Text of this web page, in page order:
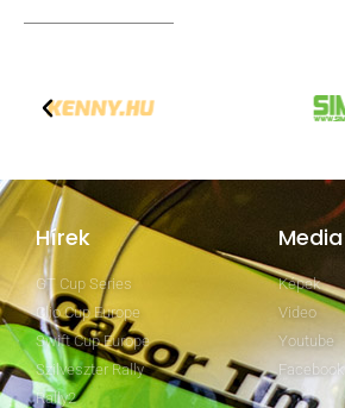
Hírek
GT Cup Series
Clio Cup Europe
Swift Cup Europe
Szilveszter Rally
Rally2
Media
Képek
Video
Youtube
Facebook